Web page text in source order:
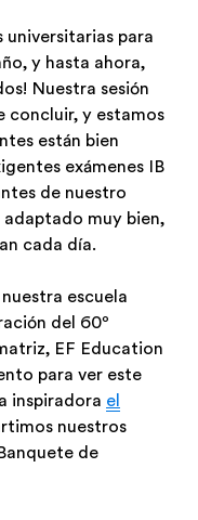
universitarias para
y hasta ahora,
Nuestra sesión
concluir, y estamos
están bien
exámenes IB
de nuestro
adaptado muy bien,
cada día.
escuela
del 60º
EF Education
para ver este
inspiradora el
nuestros
de